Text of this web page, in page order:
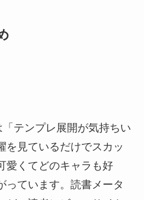
テンプレ展開が気持ちい
を見ているだけでスカッ
愛くてどのキャラも好
っています。読書メータ